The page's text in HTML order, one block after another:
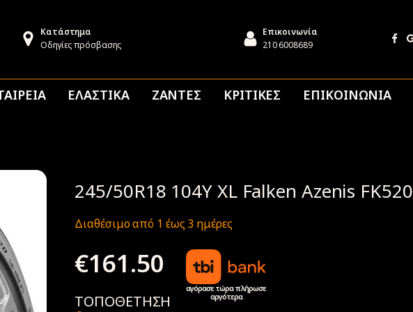
Κατάστημα
Οδηγίες πρόσβασης
Επικοινωνία
210 6008689
ΕΛΑΣΤΙΚΑ ΖΑΝΤΕΣ ΚΡΙΤΙΚΕΣ ΕΠΙΚΟΙΝΩΝΙΑ
245/50R18 104Y XL Falken Azenis FK520
Διαθέσιμο από 1 έως 3 ημέρες
€161.50
αγόρασε τώρα πλήρωσε
αργότερα
ΤΟΠΟΘΕΤΗΣΗ